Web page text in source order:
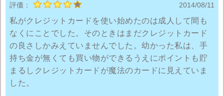
評価： 2014/08/11
私がクレジットカードを使い始めたのは成人して間も
なくにことでした。そのときはまだクレジットカード
の良さしかみえていませんでした。幼かった私は、手
持ち金が無くても買い物ができるうえにポイントも貯
まるしクレジットカードが魔法のカードに見えていま
した。